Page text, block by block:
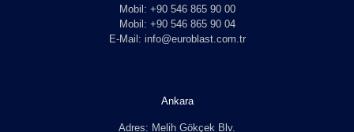
Mobil: +90 546 865 90 00
Mobil: +90 546 865 90 04
E-Mail: info@euroblast.com.tr
Ankara
Adres: Melih Gökçek Blv.